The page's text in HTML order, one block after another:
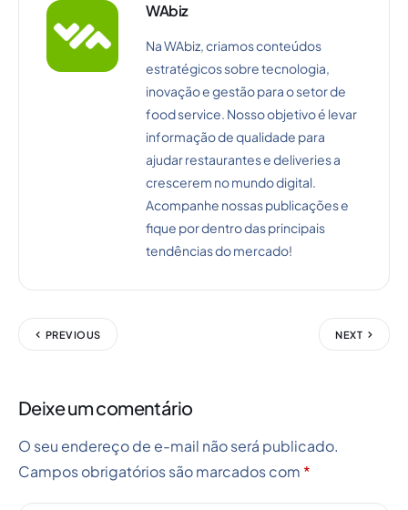
WAbiz
Na WAbiz, criamos conteúdos
estratégicos sobre tecnologia,
inovação e gestão para o setor de
food service. Nosso objetivo é levar
informação de qualidade para
ajudar restaurantes e deliveries a
crescerem no mundo digital.
Acompanhe nossas publicações e
fique por dentro das principais
tendências do mercado!
PREVIOUS NEXT
Deixe um comentário
O seu endereço de e-mail não será publicado.
Campos obrigatórios são marcados com *